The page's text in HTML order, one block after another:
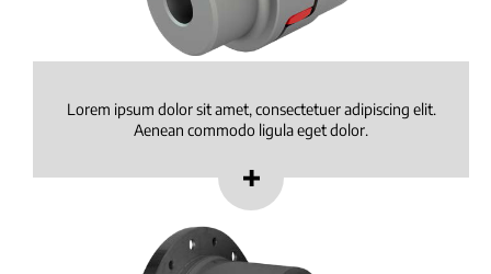
Lorem ipsum dolor sit amet, consectetuer adipiscing elit.
Aenean commodo ligula eget dolor.